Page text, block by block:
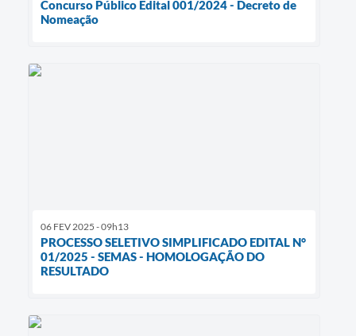
Concurso Público Edital 001/2024 - Decreto de
Nomeação
06 FEV 2025 - 09h13
PROCESSO SELETIVO SIMPLIFICADO EDITAL N°
01/2025 - SEMAS - HOMOLOGAÇÃO DO
RESULTADO